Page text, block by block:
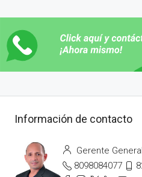
Información de contacto
Gerente General
8098084077